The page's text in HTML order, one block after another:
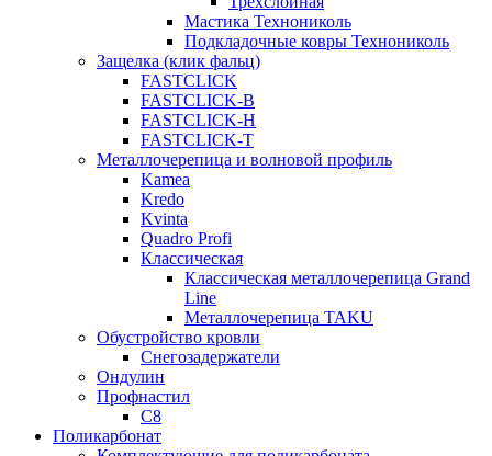
Мастика Технониколь
Подкладочные ковры Технониколь
Защелка (клик фальц)
FASTCLICK
FASTCLICK-B
FASTCLICK-H
FASTCLICK-T
Металлочерепица и волновой профиль
Kamea
Kredo
Kvinta
Quadro Profi
Классическая
Классическая металлочерепица Grand
Line
Металлочерепица TAKU
Обустройство кровли
Снегозадержатели
Ондулин
Профнастил
С8
Поликарбонат